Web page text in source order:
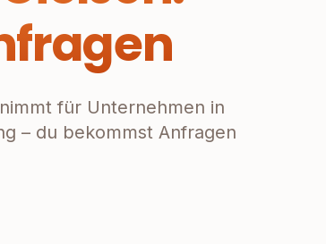
für Unternehmen in
– du bekommst Anfragen